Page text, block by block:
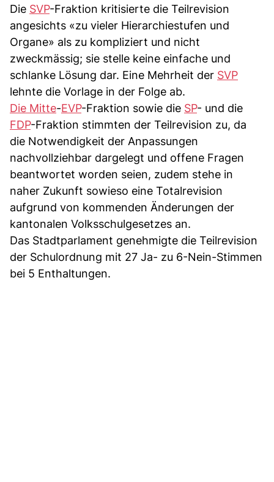
Die SVP-Fraktion kritisierte die Teilrevision
angesichts «zu vieler Hierarchiestufen und
Organe» als zu kompliziert und nicht
zweckmässig; sie stelle keine einfache und
schlanke Lösung dar. Eine Mehrheit der SVP
lehnte die Vorlage in der Folge ab.
Die Mitte-EVP-Fraktion sowie die SP- und die
FDP-Fraktion stimmten der Teilrevision zu, da
die Notwendigkeit der Anpassungen
nachvollziehbar dargelegt und offene Fragen
beantwortet worden seien, zudem stehe in
naher Zukunft sowieso eine Totalrevision
aufgrund von kommenden Änderungen der
kantonalen Volksschulgesetzes an.
Das Stadtparlament genehmigte die Teilrevision
der Schulordnung mit 27 Ja- zu 6-Nein-Stimmen
bei 5 Enthaltungen.